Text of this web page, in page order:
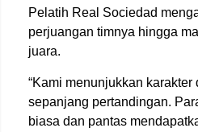
Pelatih Real Sociedad
perjuangan timnya hingga
juara.
“Kami menunjukkan
sepanjang pertandingan.
biasa dan pantas